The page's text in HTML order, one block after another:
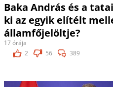
Baka András és a
ki az egyik elítélt
államfőjelöltje?
17 órája
2
56 389